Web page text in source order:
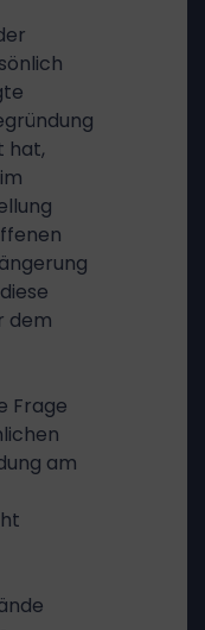
hat,
dem
Frage
am